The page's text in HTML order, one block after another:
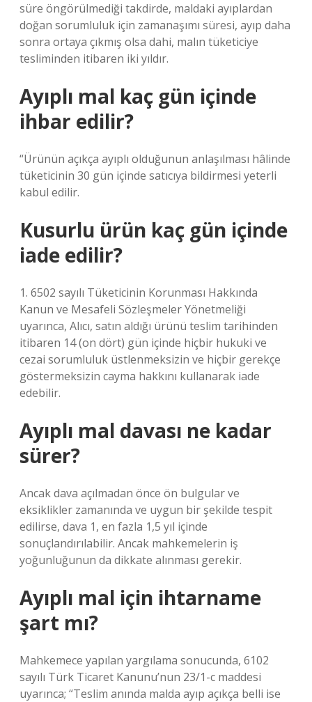
süre öngörülmediği takdirde, maldaki ayıplardan
doğan sorumluluk için zamanaşımı süresi, ayıp daha
sonra ortaya çıkmış olsa dahi, malın tüketiciye
tesliminden itibaren iki yıldır.
Ayıplı mal kaç gün içinde
ihbar edilir?
“Ürünün açıkça ayıplı olduğunun anlaşılması hâlinde
tüketicinin 30 gün içinde satıcıya bildirmesi yeterli
kabul edilir.
Kusurlu ürün kaç gün içinde
iade edilir?
1. 6502 sayılı Tüketicinin Korunması Hakkında
Kanun ve Mesafeli Sözleşmeler Yönetmeliği
uyarınca, Alıcı, satın aldığı ürünü teslim tarihinden
itibaren 14 (on dört) gün içinde hiçbir hukuki ve
cezai sorumluluk üstlenmeksizin ve hiçbir gerekçe
göstermeksizin cayma hakkını kullanarak iade
edebilir.
Ayıplı mal davası ne kadar
sürer?
Ancak dava açılmadan önce ön bulgular ve
eksiklikler zamanında ve uygun bir şekilde tespit
edilirse, dava 1, en fazla 1,5 yıl içinde
sonuçlandırılabilir. Ancak mahkemelerin iş
yoğunluğunun da dikkate alınması gerekir.
Ayıplı mal için ihtarname
şart mı?
Mahkemece yapılan yargılama sonucunda, 6102
sayılı Türk Ticaret Kanunu’nun 23/1-c maddesi
uyarınca; “Teslim anında malda ayıp açıkça belli ise